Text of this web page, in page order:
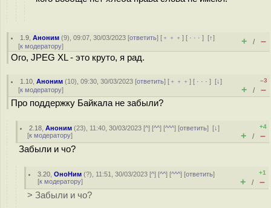
1.9 ,Аноним (9), 09:07, 30/03/2023 [ответить] [ ﹢﹢﹢] [ · · ·][↑]
[к модератору] + / –
Ого, JPEG XL - это круто, я рад.
1.10 ,Аноним (10), 09:30, 30/03/2023 [ответить] [ ﹢﹢﹢] [ · · ·][↓]
[к модератору]
–3
+ / –
Про поддержку Байкала не забыли?
2.18 ,Аноним (23), 11:40, 30/03/2023 [^] [^^] [^^^] [ответить][↓]
[к модератору]
+4
+ / –
Забыли и чо?
3.20 ,ОноНим (?), 11:51, 30/03/2023 [^] [^^] [^^^] [ответить]
[к модератору]
+1
+ / –
> Забыли и чо?